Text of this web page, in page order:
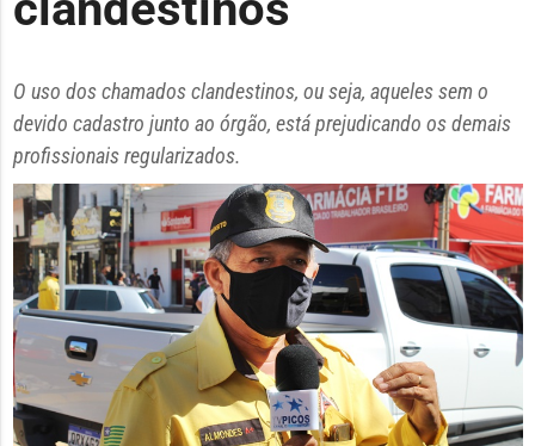
O uso dos chamados clandestinos, ou seja, aqueles sem o
devido cadastro junto ao órgão, está prejudicando os demais
profissionais regularizados.